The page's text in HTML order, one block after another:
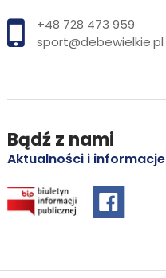
+48 728 473 959
sport@debewielkie.pl
Bądź z nami
Aktualności i informacje